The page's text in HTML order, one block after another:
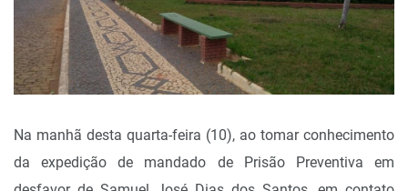
Na manhã desta quarta-feira (10), ao tomar conhecimento
da expedição de mandado de Prisão Preventiva em